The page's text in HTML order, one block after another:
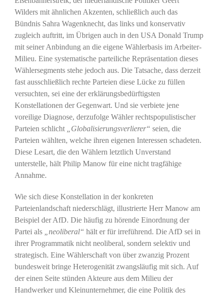
Wilders mit ähnlichen Akzenten, schließlich auch das
Bündnis Sahra Wagenknecht, das links und konservativ
zugleich auftritt, im Übrigen auch in den USA Donald Trump
mit seiner Anbindung an die eigene Wählerbasis im Arbeiter-
Milieu. Eine systematische parteiliche Repräsentation dieses
Wählersegments stehe jedoch aus. Die Tatsache, dass derzeit
fast ausschließlich rechte Parteien diese Lücke zu füllen
versuchten, sei eine der erklärungsbedürftigsten
Konstellationen der Gegenwart. Und sie verbiete jene
voreilige Diagnose, derzufolge Wähler rechtspopulistischer
Parteien schlicht
„Globalisierungsverlierer“ seien, die
Parteien wählten, welche ihren eigenen Interessen schadeten.
Diese Lesart, die den Wählern letztlich Unverstand
unterstelle, hält Philip Manow für eine nicht tragfähige
Annahme.
Wie sich diese Konstellation in der konkreten
Parteienlandschaft niederschlägt, illustrierte Herr Manow am
Beispiel der AfD. Die häufig zu hörende Einordnung der
Partei als
„neoliberal“ hält er für irreführend. Die AfD sei in
ihrer Programmatik nicht neoliberal, sondern selektiv und
strategisch. Eine Wählerschaft von über zwanzig Prozent
bundesweit bringe Heterogenität zwangsläufig mit sich. Auf
der einen Seite stünden Akteure aus dem Milieu der
Handwerker und Kleinunternehmer, die eine Politik des